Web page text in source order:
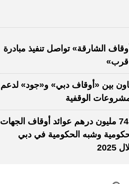
الشارقة» تواصل تنفيذ مبادرة
بين «أوقاف دبي» و«جود» لدعم
الوقفية
74.7 مليون درهم عوائد أوقاف الجهات
وشبه الحكومية في دبي
2025